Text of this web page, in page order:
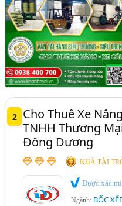
2
Cho Thuê Xe
TNHH Thương
Đông Dương
NHÀ TÀI
Được xác
Ngành: BỐC